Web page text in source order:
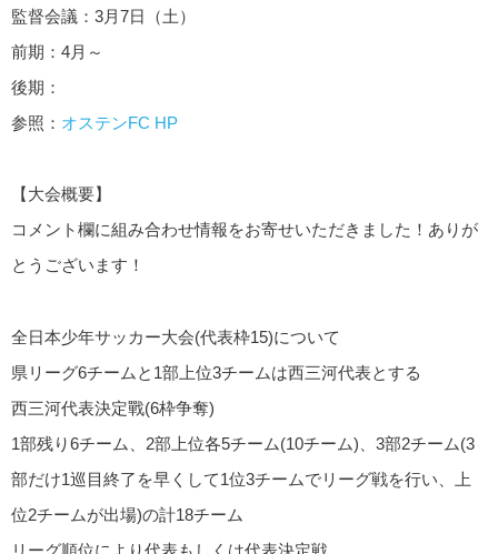
監督会議：3月7日（土）
前期：4月～
後期：
参照： オステンFC HP
【大会概要】
コメント欄に組み合わせ情報をお寄せいただきました！ありが
とうございます！
全日本少年サッカー大会(代表枠15)について
県リーグ6チームと1部上位3チームは西三河代表とする
西三河代表決定戰(6枠争奪)
1部残り6チーム、2部上位各5チーム(10チーム)、3部2チーム(3
部だけ1巡目終了を早くして1位3チームでリーグ戦を行い、上
位2チームが出場)の計18チーム
リーグ順位により代表もしくは代表決定戦